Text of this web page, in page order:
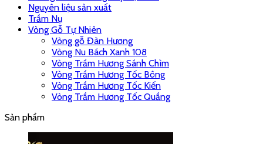
Nguyên liệu sản xuất
Trầm Nụ
Vòng Gỗ Tự Nhiên
Vòng gỗ Đàn Hương
Vòng Nu Bách Xanh 108
Vòng Trầm Hương Sánh Chìm
Vòng Trầm Hương Tốc Bông
Vòng Trầm Hương Tốc Kiến
Vòng Trầm Hương Tốc Quầng
Sản phẩm